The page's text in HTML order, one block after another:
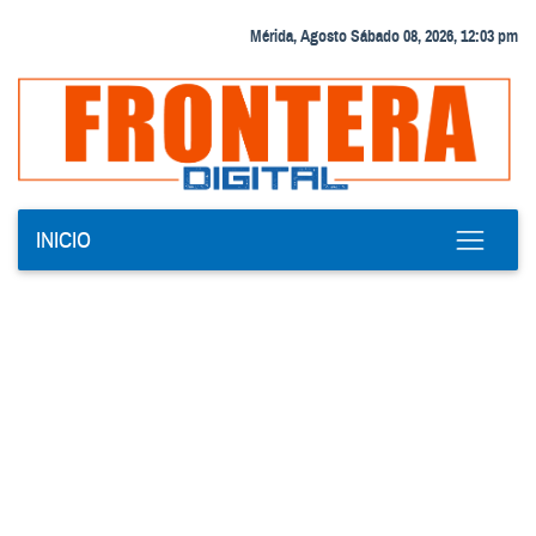
Mérida, Agosto Sábado 08, 2026, 12:03 pm
INICIO